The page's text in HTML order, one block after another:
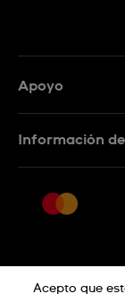
Apoyo
Devoluciones
Sistema de
Información
Empleo
Acepto que